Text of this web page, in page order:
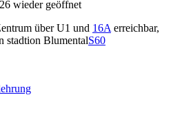
wieder geöffnet
über U1 und 16A erreichbar,
stadtion BlumentalS60